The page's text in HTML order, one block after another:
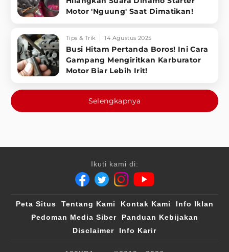
Motor 'Nguung' Saat Dimatikan!
Tips & Trik 14 Agustus 2025
Busi Hitam Pertanda Boros! Ini Cara
Gampang Mengiritkan Karburator
Motor Biar Lebih Irit!
Selengkapnya
Ikuti kami di:
Peta Situs Tentang Kami Kontak Kami
Info Iklan
Pedoman Media Siber
Panduan Kebijakan
Disclaimer
Info Karir